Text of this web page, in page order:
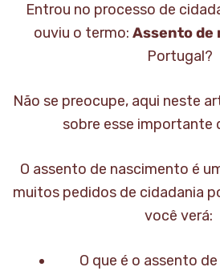
Entrou no processo de
ouviu o termo: Assento de
Portugal?
Não se preocupe, aqui neste
sobre esse importante
O assento de nascimento é
muitos pedidos de cidadania
você verá:
O que é o assento